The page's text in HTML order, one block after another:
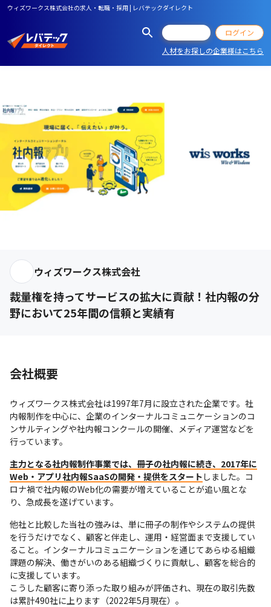
ウィズワークス株式会社の求人・転職・採用 | レバテックダイレクト
ログイン
人材をお探しの企業様はこちら
ウィズワークス株式会社
裁量権を持ってサービスの拡大に貢献！社内報の分
野において25年間の信頼と実績有
会社概要
ウィズワークス株式会社は1997年7月に設立された企業です。社
内報制作を中心に、企業のインターナルコミュニケーションのコ
ンサルティングや社内報コンクールの開催、メディア運営などを
行っています。
主力となる社内報制作事業では、冊子の社内報に続き、2017年に
Web・アプリ社内報SaaSの開発・提供をスタート しました。コ
ロナ禍で社内報のWeb化の需要が増えていることが追い風とな
り、急成長を遂げています。
他社と比較した当社の強みは、単に冊子の制作やシステムの提供
を行うだけでなく、顧客と伴走し、運用・経営面まで支援してい
ること。インターナルコミュニケーションを通じてあらゆる組織
課題の解決、働きがいのある組織づくりに貢献し、顧客を総合的
に支援しています。
こうした顧客に寄り添った取り組みが評価され、現在の取引先数
は累計490社に上ります（2022年5月現在）。